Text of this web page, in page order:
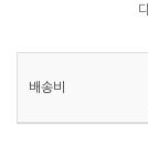
배송비